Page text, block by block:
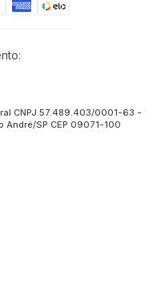
CNPJ 57.489.403/0001-63 -
André/SP CEP 09071-100